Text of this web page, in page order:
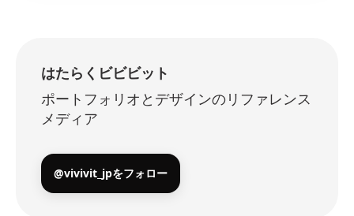
はたらくビビビット
ポートフォリオとデザインのリファレンス
メディア
@vivivit_jpをフォロー